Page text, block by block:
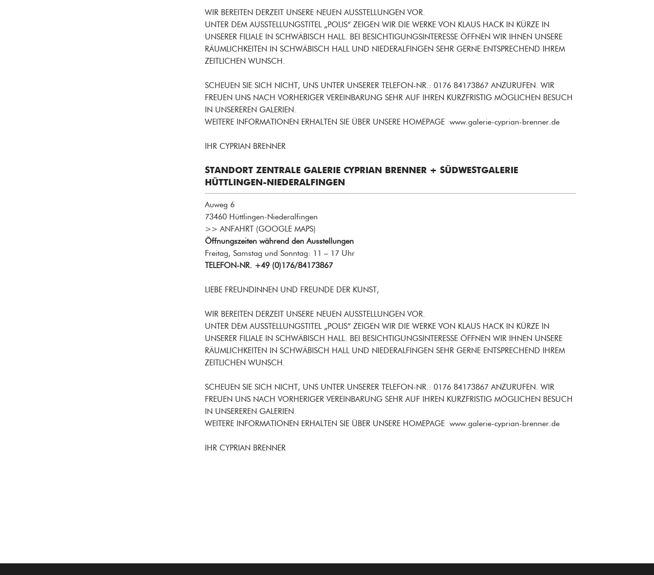
WIR BEREITEN DERZEIT UNSERE NEUEN AUSSTELLUNGEN VOR.
UNTER DEM AUSSTELLUNGSTITEL „POLIS“ ZEIGEN WIR DIE WERKE VON KLAUS HACK IN KÜRZE IN
UNSERER FILIALE IN SCHWÄBISCH HALL. BEI BESICHTIGUNGSINTERESSE ÖFFNEN WIR IHNEN UNSERE
RÄUMLICHKEITEN IN SCHWÄBISCH HALL UND NIEDERALFINGEN SEHR GERNE ENTSPRECHEND IHREM
ZEITLICHEN WUNSCH.
SCHEUEN SIE SICH NICHT, UNS UNTER UNSERER TELEFON-NR.: 0176 84173867 ANZURUFEN. WIR
FREUEN UNS NACH VORHERIGER VEREINBARUNG SEHR AUF IHREN KURZFRISTIG MÖGLICHEN BESUCH
IN UNSEREREN GALERIEN.
WEITERE INFORMATIONEN ERHALTEN SIE ÜBER UNSERE HOMEPAGE www.galerie-cyprian-brenner.de
IHR CYPRIAN BRENNER
STANDORT ZENTRALE GALERIE CYPRIAN BRENNER + SÜDWESTGALERIE
HÜTTLINGEN-NIEDERALFINGEN
Auweg 6
73460 Hüttlingen-Niederalfingen
>> ANFAHRT (GOOGLE MAPS)
Öffnungszeiten während den Ausstellungen
Freitag, Samstag und Sonntag: 11 – 17 Uhr
TELEFON-NR. +49 (0)176/84173867
LIEBE FREUNDINNEN UND FREUNDE DER KUNST,
WIR BEREITEN DERZEIT UNSERE NEUEN AUSSTELLUNGEN VOR.
UNTER DEM AUSSTELLUNGSTITEL „POLIS“ ZEIGEN WIR DIE WERKE VON KLAUS HACK IN KÜRZE IN
UNSERER FILIALE IN SCHWÄBISCH HALL. BEI BESICHTIGUNGSINTERESSE ÖFFNEN WIR IHNEN UNSERE
RÄUMLICHKEITEN IN SCHWÄBISCH HALL UND NIEDERALFINGEN SEHR GERNE ENTSPRECHEND IHREM
ZEITLICHEN WUNSCH.
SCHEUEN SIE SICH NICHT, UNS UNTER UNSERER TELEFON-NR.: 0176 84173867 ANZURUFEN. WIR
FREUEN UNS NACH VORHERIGER VEREINBARUNG SEHR AUF IHREN KURZFRISTIG MÖGLICHEN BESUCH
IN UNSEREREN GALERIEN.
WEITERE INFORMATIONEN ERHALTEN SIE ÜBER UNSERE HOMEPAGE www.galerie-cyprian-brenner.de
IHR CYPRIAN BRENNER